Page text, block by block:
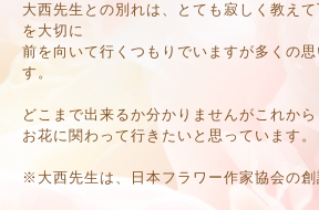
大西先生との別れは、とても寂しく 教え
を大切に
前を向いて行くつもりでいますが多くの
す。
どこまで出来るか分かりませんがこれか
お花に関わって行きたいと思っています。
※大西先生は、日本フラワー作家協会の創